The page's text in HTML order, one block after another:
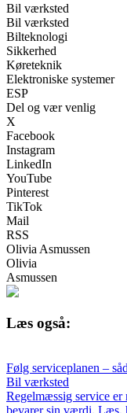
Bil værksted
Bil værksted
Bilteknologi
Sikkerhed
Køreteknik
Elektroniske systemer
ESP
Del og vær venlig
X
Facebook
Instagram
LinkedIn
YouTube
Pinterest
TikTok
Mail
RSS
Olivia Asmussen
Olivia
Asmussen
Læs også:
Følg serviceplanen –
Bil værksted
Regelmæssig service